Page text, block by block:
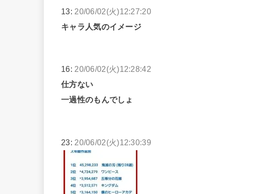
13: 20/06/02(火)12:27:20
キャラ人気のイメージ
16: 20/06/02(火)12:28:42
仕方ない
一過性のもんでしょ
23: 20/06/02(火)12:30:39